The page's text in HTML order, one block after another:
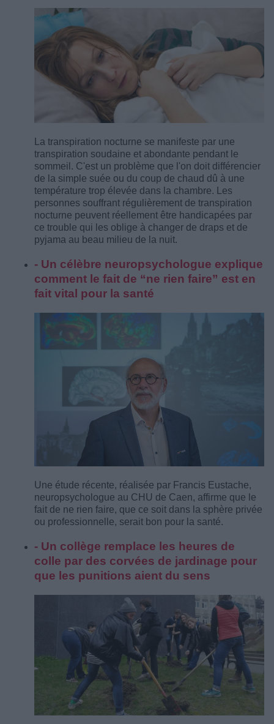
La transpiration nocturne se manifeste par une
transpiration soudaine et abondante pendant le
sommeil. C'est un problème que l'on doit différencier
de la simple suée ou du coup de chaud dû à une
température trop élevée dans la chambre. Les
personnes souffrant régulièrement de transpiration
nocturne peuvent réellement être handicapées par
ce trouble qui les oblige à changer de draps et de
pyjama au beau milieu de la nuit.
- Un célèbre neuropsychologue explique
comment le fait de “ne rien faire” est en
fait vital pour la santé
Une étude récente, réalisée par Francis Eustache,
neuropsychologue au CHU de Caen, affirme que le
fait de ne rien faire, que ce soit dans la sphère privée
ou professionnelle, serait bon pour la santé.
- Un collège remplace les heures de
colle par des corvées de jardinage pour
que les punitions aient du sens